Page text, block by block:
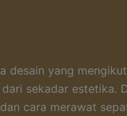
desain yang
sekadar estetika.
cara merawat